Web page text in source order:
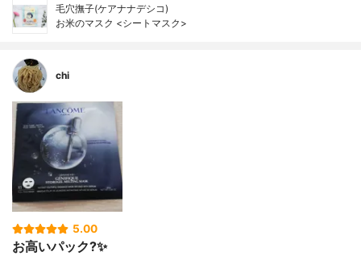
毛穴撫子(ケアナナデシコ)
お米のマスク <シートマスク>
chi
5.00
お高いパック?✨